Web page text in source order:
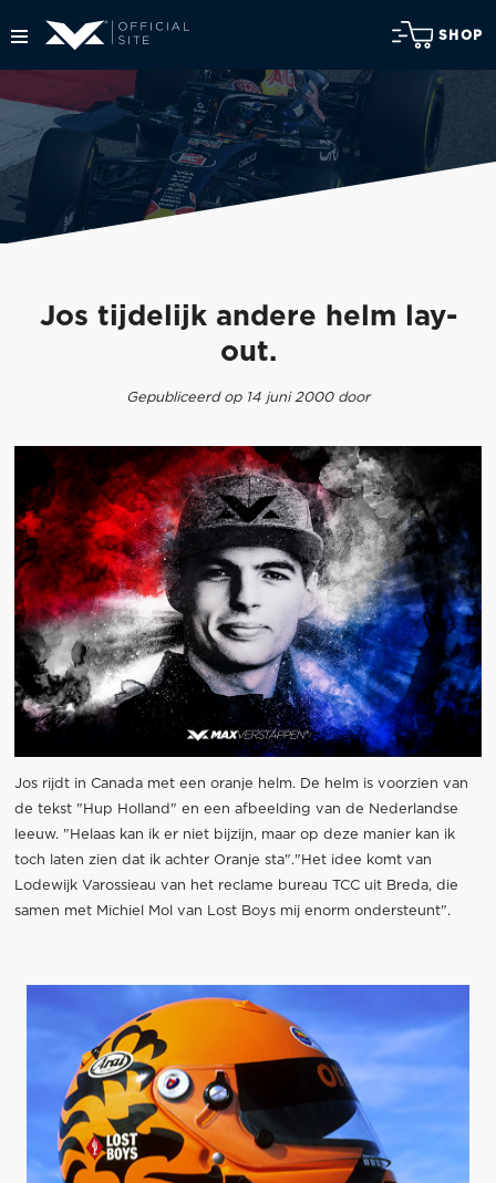
SHOP
Jos tijdelijk andere helm lay-
out.
Gepubliceerd op 14 juni 2000 door
Jos rijdt in Canada met een oranje helm. De helm is voorzien van
de tekst "Hup Holland" en een afbeelding van de Nederlandse
leeuw. "Helaas kan ik er niet bijzijn, maar op deze manier kan ik
toch laten zien dat ik achter Oranje sta"."Het idee komt van
Lodewijk Varossieau van het reclame bureau TCC uit Breda, die
samen met Michiel Mol van Lost Boys mij enorm ondersteunt".